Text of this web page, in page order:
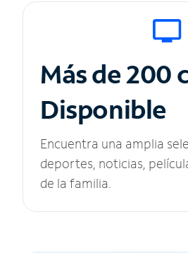
Más de 200
Disponible
Encuentra una amplia
deportes, noticias,
de la familia.